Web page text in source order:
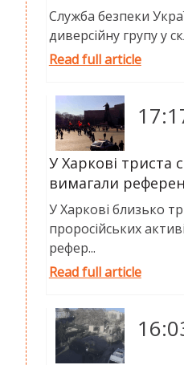
Служба безпеки
диверсійну групу у
Read full article
У Харкові триста
вимагали
У Харкові близько
проросійських
рефер...
Read full article